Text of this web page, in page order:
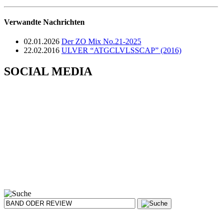
Verwandte Nachrichten
02.01.2026 Der ZO Mix No.21-2025
22.02.2016 ULVER “ATGCLVLSSCAP” (2016)
SOCIAL MEDIA